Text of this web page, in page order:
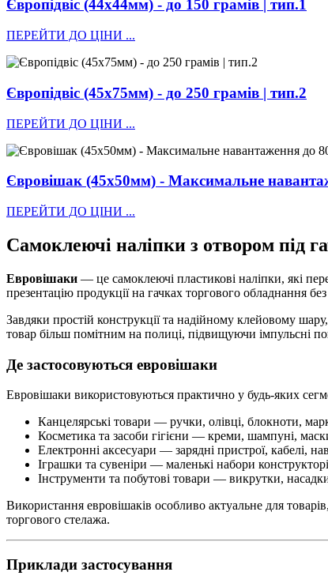
Європідвіс (44х44мм) - до 150 грамів | тип.1
ПЕРЕЙТИ ДО ЦІНИ ...
Європідвіс (45х75мм) - до 250 грамів | тип.2
ПЕРЕЙТИ ДО ЦІНИ ...
Євровішак (45х50мм) - Максимальне
ПЕРЕЙТИ ДО ЦІНИ ...
Самоклеючі наліпки з отвором під
Евровішаки — це самоклеючі пластикові наліпки, які
презентацію продукції на гачках торгового обладнання
Завдяки простій конструкції та надійному клейовому
товар більш помітним на полиці, підвищуючи імпульсні
Де застосовуються евровішаки
Евровішаки використовуються практично у будь-яких
Канцелярські товари — ручки, олівці, блокноти,
Косметика та засоби гігієни — креми, шампуні,
Електронні аксесуари — зарядні пристрої, кабелі,
Іграшки та сувеніри — маленькі набори
Інструменти та побутові товари — викрутки,
Використання евровішаків особливо актуальне для
торгового стелажа.
Приклади застосування